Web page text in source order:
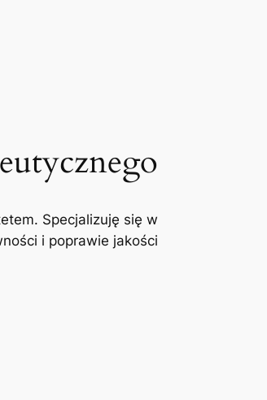
Specjalizuję się w
i poprawie jakości